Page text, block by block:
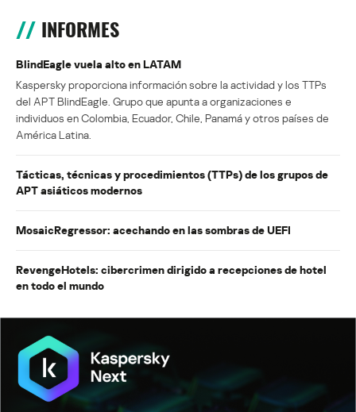
INFORMES
BlindEagle vuela alto en LATAM
Kaspersky proporciona información sobre la actividad y los TTPs
del APT BlindEagle. Grupo que apunta a organizaciones e
individuos en Colombia, Ecuador, Chile, Panamá y otros países de
América Latina.
Tácticas, técnicas y procedimientos (TTPs) de los grupos de
APT asiáticos modernos
MosaicRegressor: acechando en las sombras de UEFI
RevengeHotels: cibercrimen dirigido a recepciones de hotel
en todo el mundo